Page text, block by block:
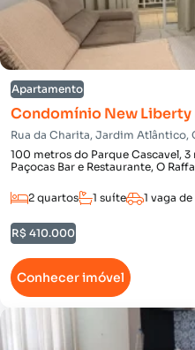
Apartamento
Condomínio New Liberty
Rua da Charita, Jardim Atlântico,
100 metros do Parque Cascavel,
Paçocas Bar e Restaurante, O Raffa
2 quartos 1 suíte 1 vaga
R$ 410.000
Conhecer imóvel